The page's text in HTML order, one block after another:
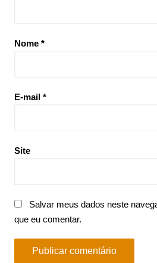
Nome *
E-mail *
Site
Salvar meus dados neste
que eu comentar.